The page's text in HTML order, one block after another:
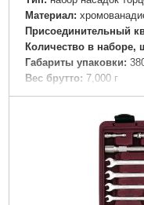
Материал:
Присоединительный
Количество в наборе,
Габариты упаковки:
Вес брутто: 7,000 г